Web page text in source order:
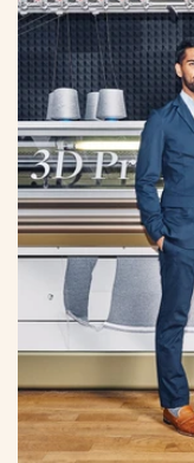
La machine 3D Print-
ses deux fondateurs
«Alors que de